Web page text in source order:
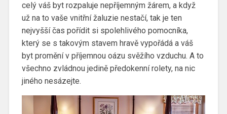
celý váš byt rozpaluje nepříjemným žárem, a když
už na to vaše vnitřní žaluzie nestačí, tak je ten
nejvyšší čas pořídit si spolehlivého pomocníka,
který se s takovým stavem hravě vypořádá a váš
byt promění v příjemnou oázu svěžího vzduchu. A to
všechno zvládnou jedině předokenní rolety, na nic
jiného nesázejte.